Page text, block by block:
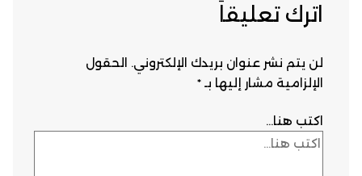
اترك تعليقاً
لن يتم نشر عنوان بريدك الإلكتروني. الحقول
الإلزامية مشار إليها بـ*
اكتب هنا...